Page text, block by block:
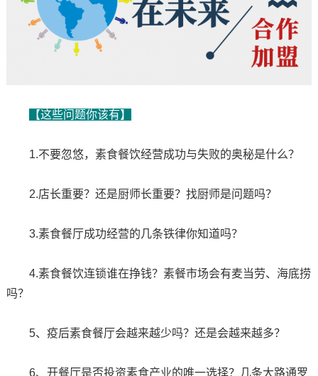
【这些问题你该有】
1.不要忽悠，素食餐饮经营成功与失败的奥秘是什么？
2.店长重要？还是厨师长重要？找厨师是问题吗？
3.素食餐厅成功经营的几条铁律你知道吗？
4.素食餐饮连锁谁在挣钱？素餐市场会有麦当劳、海底捞
吗？
5、疫后素食餐厅会越来越少吗？还是会越来越多？
6、开餐厅是否投资素食产业的唯一选择？几条大路通罗